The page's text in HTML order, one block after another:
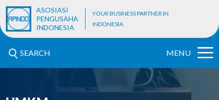
ASOSIASI
PENGUSAHA
INDONESIA
YOUR BUSINESS PARTNER IN
INDONESIA
SEARCH MENU